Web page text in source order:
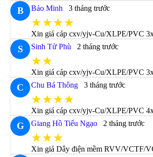
B Bảo Minh 3 tháng trước
★★★★
Xin giá cáp cxv/yjv-Cu/XLPE/PVC
S Sinh Tử Phù 2 tháng trước
★★
Xin giá cáp cxv/yjv-Cu/XLPE/PVC
C Chu Bá Thông 3 tháng trước
★★★★
Xin giá cáp cxv/yjv-Cu/XLPE/PVC
G Giang Hồ Tiếu Ngạo 2 tháng trước
★★★
Xin giá Dây điện mềm RVV/VCTF/